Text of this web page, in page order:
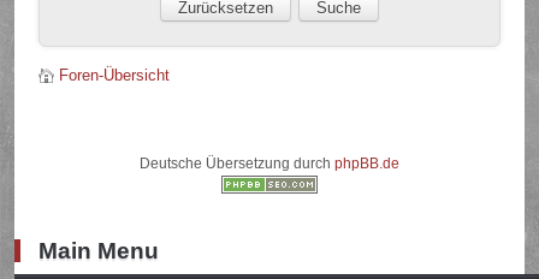
Foren-Übersicht
Deutsche Übersetzung durch phpBB.de
Main Menu